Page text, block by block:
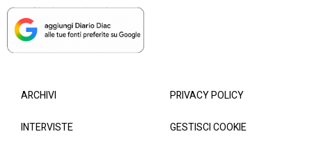
ARCHIVI
INTERVISTE
PRIVACY POLICY
GESTISCI COOKIE